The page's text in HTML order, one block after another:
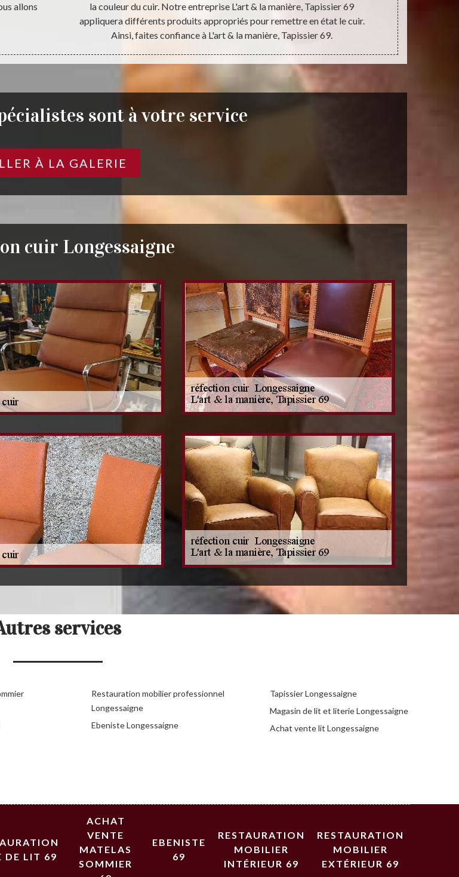
allons
la couleur du cuir. Notre entreprise L'art & la manière, Tapissier 69
appliquera différents produits appropriés pour remettre en état le cuir.
Ainsi, faites confiance à L'art & la manière, Tapissier 69.
sont à votre service
À LA GALERIE
cuir Longessaigne
services
Restauration mobilier professionnel
Longessaigne
Ebeniste Longessaigne
Tapissier Longessaigne
Magasin de lit et literie Longessaigne
Achat vente lit Longessaigne
DE LIT 69
ACHAT
VENTE
MATELAS
SOMMIER
EBENISTE
69
RESTAURATION
MOBILIER
INTÉRIEUR 69
RESTAURATION
MOBILIER
EXTÉRIEUR 69